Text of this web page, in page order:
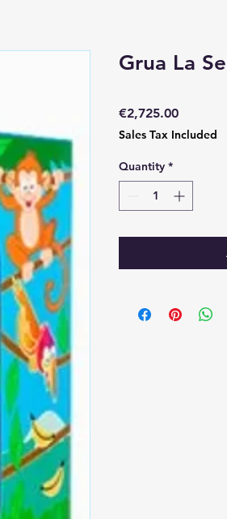
Grua La
€2,725.00Price
Sales Tax Included
Quantity *